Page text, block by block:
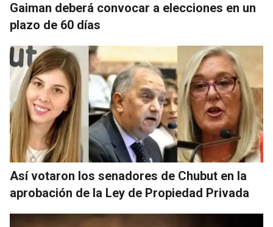
Gaiman deberá convocar a elecciones en un
plazo de 60 días
Así votaron los senadores de Chubut en la
aprobación de la Ley de Propiedad Privada